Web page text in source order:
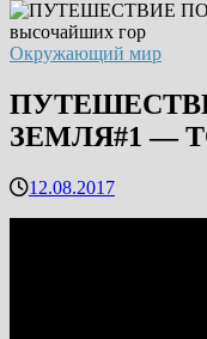
Окружающий мир
ЗЕМЛЯ#1 —
12.08.2017